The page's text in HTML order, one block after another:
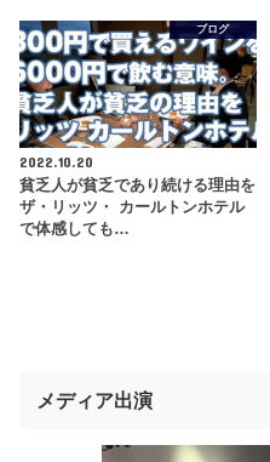
ブログ
2022.10.20
貧乏⼈が貧乏であり続ける理由を
ザ・リッツ・ カールトンホテル
で体感しても…
メディア出演